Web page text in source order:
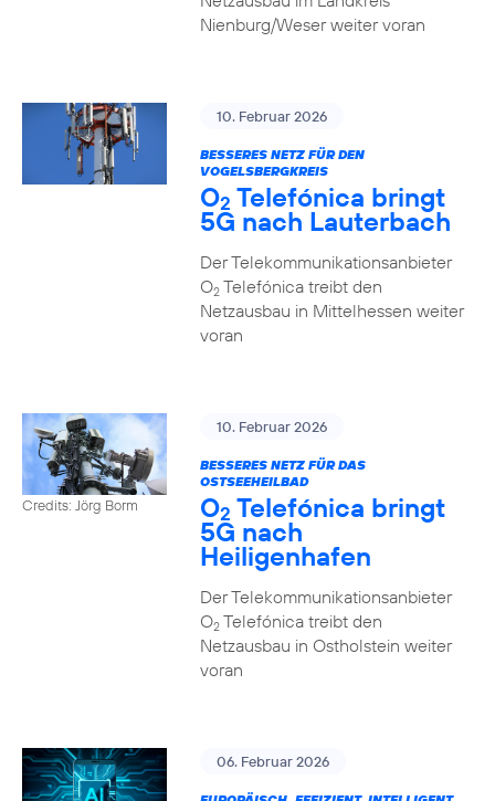
Nienburg/Weser weiter voran
10. Februar 2026
BESSERES NETZ FÜR DEN
VOGELSBERGKREIS
O2 Telefónica bringt
5G nach Lauterbach
Der Telekommunikationsanbieter
O2Telefónica treibt den
Netzausbau in Mittelhessen weiter
voran
Credits: Jörg Borm
10. Februar 2026
BESSERES NETZ FÜR DAS
OSTSEEHEILBAD
O2 Telefónica bringt
5G nach
Heiligenhafen
Der Telekommunikationsanbieter
O2Telefónica treibt den
Netzausbau in Ostholstein weiter
voran
06. Februar 2026